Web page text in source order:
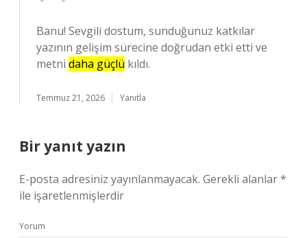
Banu! Sevgili dostum, sunduğunuz katkılar
yazının gelişim sürecine doğrudan etki etti ve
metni daha güçlü kıldı.
Temmuz 21, 2026 Yanıtla
Bir yanıt yazın
E-posta adresiniz yayınlanmayacak. Gerekli alanlar*
ile işaretlenmişlerdir
Yorum